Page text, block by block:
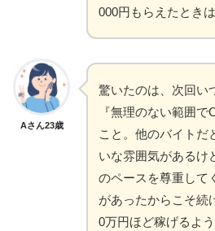
000円もらえたとき
Aさん23歳
驚いたのは、次回い
『無理のない範囲
こと。他のバイトだ
いな雰囲気があるけ
のペースを尊重して
があったからこそ続
0万円ほど稼げるよ